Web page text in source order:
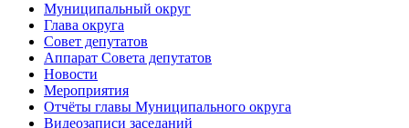
Муниципальный округ
Глава округа
Совет депутатов
Аппарат Совета депутатов
Новости
Мероприятия
Отчёты главы Муниципального округа
Видеозаписи заседаний